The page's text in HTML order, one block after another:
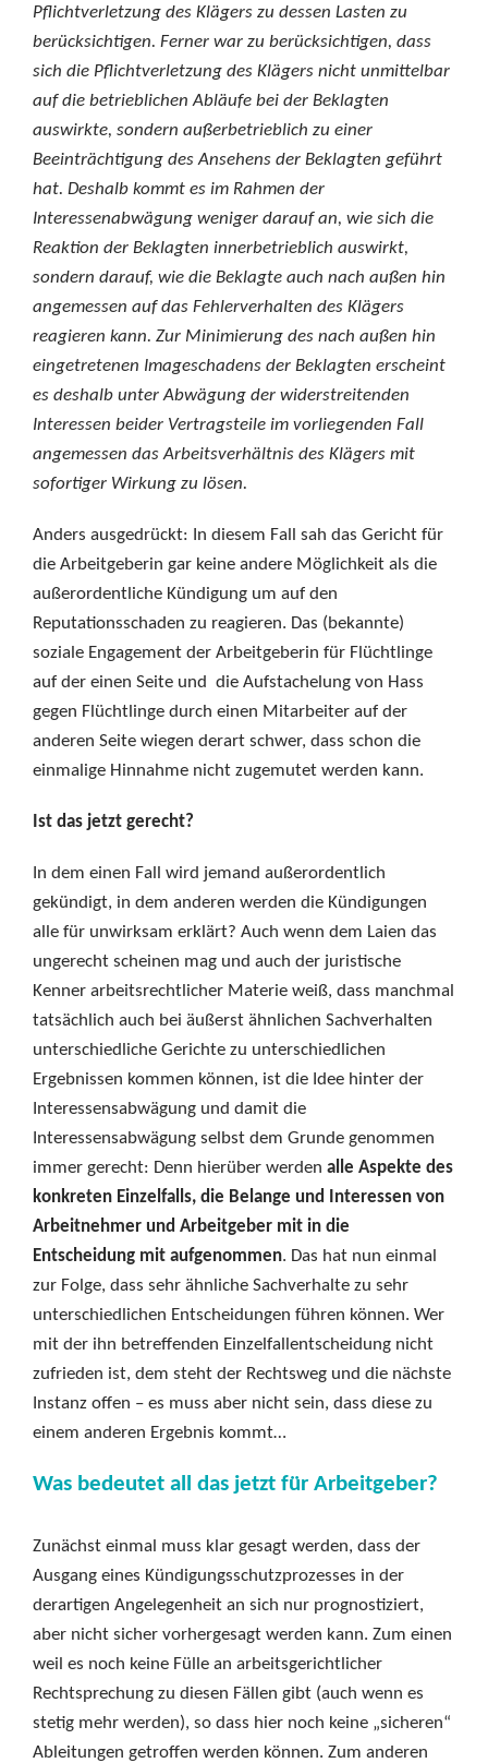
Pflichtverletzung des Klägers zu dessen Lasten zu
berücksichtigen. Ferner war zu berücksichtigen, dass
sich die Pflichtverletzung des Klägers nicht unmittelbar
auf die betrieblichen Abläufe bei der Beklagten
auswirkte, sondern außerbetrieblich zu einer
Beeinträchtigung des Ansehens der Beklagten geführt
hat. Deshalb kommt es im Rahmen der
Interessenabwägung weniger darauf an, wie sich die
Reaktion der Beklagten innerbetrieblich auswirkt,
sondern darauf, wie die Beklagte auch nach außen hin
angemessen auf das Fehlerverhalten des Klägers
reagieren kann. Zur Minimierung des nach außen hin
eingetretenen Imageschadens der Beklagten erscheint
es deshalb unter Abwägung der widerstreitenden
Interessen beider Vertragsteile im vorliegenden Fall
angemessen das Arbeitsverhältnis des Klägers mit
sofortiger Wirkung zu lösen.
Anders ausgedrückt: In diesem Fall sah das Gericht für
die Arbeitgeberin gar keine andere Möglichkeit als die
außerordentliche Kündigung um auf den
Reputationsschaden zu reagieren. Das (bekannte)
soziale Engagement der Arbeitgeberin für Flüchtlinge
auf der einen Seite und die Aufstachelung von Hass
gegen Flüchtlinge durch einen Mitarbeiter auf der
anderen Seite wiegen derart schwer, dass schon die
einmalige Hinnahme nicht zugemutet werden kann.
Ist das jetzt gerecht?
In dem einen Fall wird jemand außerordentlich
gekündigt, in dem anderen werden die Kündigungen
alle für unwirksam erklärt? Auch wenn dem Laien das
ungerecht scheinen mag und auch der juristische
Kenner arbeitsrechtlicher Materie weiß, dass manchmal
tatsächlich auch bei äußerst ähnlichen Sachverhalten
unterschiedliche Gerichte zu unterschiedlichen
Ergebnissen kommen können, ist die Idee hinter der
Interessensabwägung und damit die
Interessensabwägung selbst dem Grunde genommen
immer gerecht: Denn hierüber werden alle Aspekte des
konkreten Einzelfalls, die Belange und Interessen von
Arbeitnehmer und Arbeitgeber mit in die
Entscheidung mit aufgenommen. Das hat nun einmal
zur Folge, dass sehr ähnliche Sachverhalte zu sehr
unterschiedlichen Entscheidungen führen können. Wer
mit der ihn betreffenden Einzelfallentscheidung nicht
zufrieden ist, dem steht der Rechtsweg und die nächste
Instanz offen – es muss aber nicht sein, dass diese zu
einem anderen Ergebnis kommt…
Was bedeutet all das jetzt für Arbeitgeber?
Zunächst einmal muss klar gesagt werden, dass der
Ausgang eines Kündigungsschutzprozesses in der
derartigen Angelegenheit an sich nur prognostiziert,
aber nicht sicher vorhergesagt werden kann. Zum einen
weil es noch keine Fülle an arbeitsgerichtlicher
Rechtsprechung zu diesen Fällen gibt (auch wenn es
stetig mehr werden), so dass hier noch keine „sicheren“
Ableitungen getroffen werden können. Zum anderen